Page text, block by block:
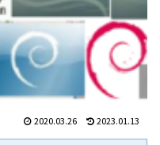
2020.03.26 2023.01.13